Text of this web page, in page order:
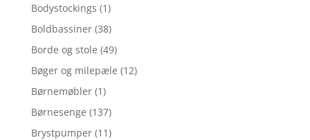
Bodystockings (1)
Boldbassiner (38)
Borde og stole (49)
Bøger og milepæle (12)
Børnemøbler (1)
Børnesenge (137)
Brystpumper (11)